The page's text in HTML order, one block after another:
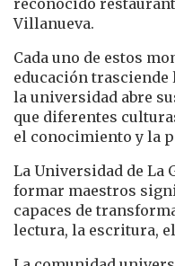
reconocido
Villanueva.
Cada uno de estos
educación trasciende
la universidad abre
que diferentes
el conocimiento y la
La Universidad de La
formar maestros
capaces de
lectura, la escritura,